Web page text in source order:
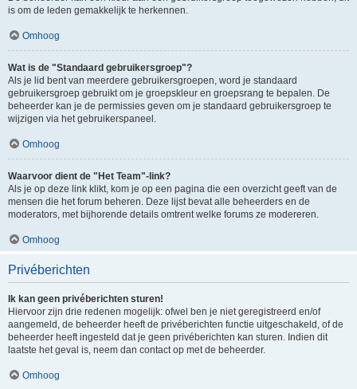
is om de leden gemakkelijk te herkennen.
Omhoog
Wat is de "Standaard gebruikersgroep"?
Als je lid bent van meerdere gebruikersgroepen, word je standaard
gebruikersgroep gebruikt om je groepskleur en groepsrang te bepalen. De
beheerder kan je de permissies geven om je standaard gebruikersgroep te
wijzigen via het gebruikerspaneel.
Omhoog
Waarvoor dient de "Het Team"-link?
Als je op deze link klikt, kom je op een pagina die een overzicht geeft van de
mensen die het forum beheren. Deze lijst bevat alle beheerders en de
moderators, met bijhorende details omtrent welke forums ze modereren.
Omhoog
Privéberichten
Ik kan geen privéberichten sturen!
Hiervoor zijn drie redenen mogelijk: ofwel ben je niet geregistreerd en/of
aangemeld, de beheerder heeft de privéberichten functie uitgeschakeld, of de
beheerder heeft ingesteld dat je geen privéberichten kan sturen. Indien dit
laatste het geval is, neem dan contact op met de beheerder.
Omhoog